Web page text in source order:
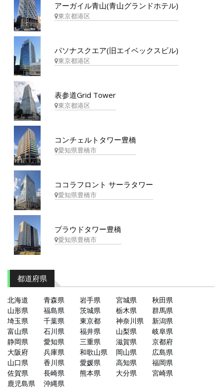
アーガイル青山(青山グランドホテル)
東京都港区
パソナスクエア(旧エイベックスビル)
東京都港区
表参道Grid Tower
東京都港区
コンチェルトタワー豊橋
愛知県豊橋市
ココラフロント サーラタワー
愛知県豊橋市
プラウドタワー豊橋
愛知県豊橋市
都道府県
北海道 青森県 岩手県 宮城県
秋田県
山形県
福島県 茨城県 栃木県
群馬県
埼玉県
千葉県 東京都 神奈川県
新潟県
富山県
石川県 福井県 山梨県
岐阜県
静岡県
愛知県 三重県 滋賀県
京都府
大阪府
兵庫県 和歌山県 岡山県
広島県
山口県
香川県 愛媛県 高知県
福岡県
佐賀県
長崎県 熊本県 大分県
宮崎県
鹿児島県
沖縄県